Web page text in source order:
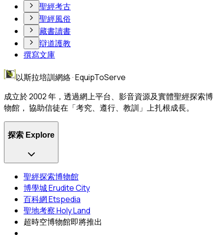
聖經考古
聖經風俗
藏書讀書
辯道護教
撰寫文庫
以斯拉培訓網絡 · EquipToServe
成立於 2002 年，透過網上平台、影音資源及實體聖經探索博
物館， 協助信徒在「考究、遵行、教訓」上扎根成長。
探索 Explore
聖經探索博物館
博學城 Erudite City
百科網 Etspedia
聖地考察 Holy Land
超時空博物館即將推出